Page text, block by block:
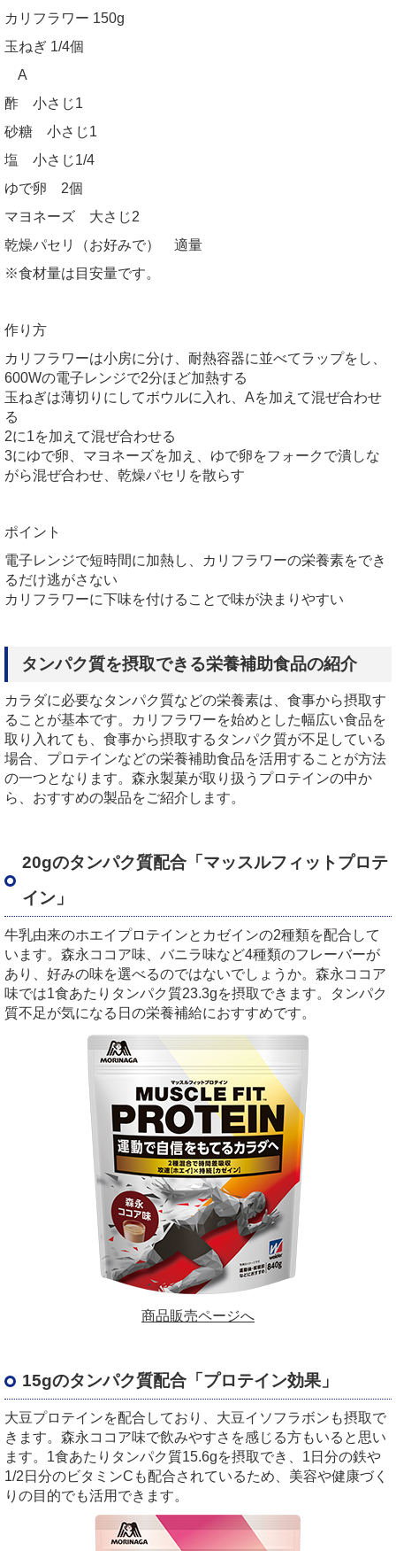
カリフラワー 150g
玉ねぎ 1/4個
A
酢 小さじ1
砂糖 小さじ1
塩 小さじ1/4
ゆで卵 2個
マヨネーズ 大さじ2
乾燥パセリ（お好みで） 適量
※食材量は目安量です。
作り方
カリフラワーは小房に分け、耐熱容器に並べてラップをし、
600Wの電子レンジで2分ほど加熱する
玉ねぎは薄切りにしてボウルに入れ、Aを加えて混ぜ合わせ
る
2に1を加えて混ぜ合わせる
3にゆで卵、マヨネーズを加え、ゆで卵をフォークで潰しな
がら混ぜ合わせ、乾燥パセリを散らす
ポイント
電子レンジで短時間に加熱し、カリフラワーの栄養素をでき
るだけ逃がさない
カリフラワーに下味を付けることで味が決まりやすい
タンパク質を摂取できる栄養補助食品の紹介
カラダに必要なタンパク質などの栄養素は、食事から摂取す
ることが基本です。カリフラワーを始めとした幅広い食品を
取り入れても、食事から摂取するタンパク質が不足している
場合、プロテインなどの栄養補助食品を活用することが方法
の一つとなります。森永製菓が取り扱うプロテインの中か
ら、おすすめの製品をご紹介します。
20gのタンパク質配合「マッスルフィットプロテ
イン」
牛乳由来のホエイプロテインとカゼインの2種類を配合して
います。森永ココア味、バニラ味など4種類のフレーバーが
あり、好みの味を選べるのではないでしょうか。森永ココア
味では1食あたりタンパク質23.3gを摂取できます。タンパク
質不足が気になる日の栄養補給におすすめです。
商品販売ページへ
15gのタンパク質配合「プロテイン効果」
大豆プロテインを配合しており、大豆イソフラボンも摂取で
きます。森永ココア味で飲みやすさを感じる方もいると思い
ます。1食あたりタンパク質15.6gを摂取でき、1日分の鉄や
1/2日分のビタミンCも配合されているため、美容や健康づく
りの目的でも活用できます。